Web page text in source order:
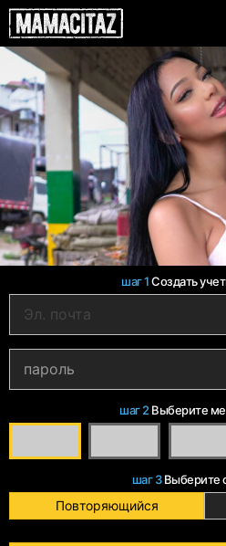
шаг 1Создать
шаг 2 Выберите
шаг 3Выберите
Повторяющийся